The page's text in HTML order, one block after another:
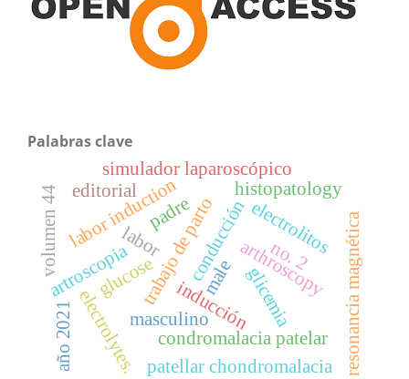
Palabras clave
inducción
conducción
trabajo de parto glicemia
electrolitos
labor induction
labor
glucose
electrolytes. condromalacia patelar resonancia magnética
artroscopia
patellar chondromalacia
arthroscopy
simulador laparoscópico
masculino
male
histopatology
editorial
no. 2
volumen 44
año 2021
padre